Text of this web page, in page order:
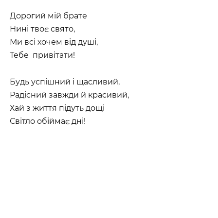
Дорогий мій брате
Нині твоє свято,
Ми всі хочем від душі,
Тебе привітати!
Будь успішний і щасливий,
Радісний завжди й красивий,
Хай з життя підуть дощі
Світло обіймає дні!